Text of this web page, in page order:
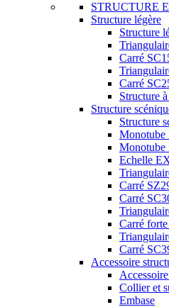
STRUCTURE
Structure légère
Structure
Carré
Carré
Structure
Structure
Structure
Monotube
Echelle
Carré
Carré
Carré
Carré
Accessoire
Collier et
Embase